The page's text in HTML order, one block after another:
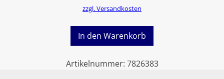
zzgl. Versandkosten
In den Warenkorb
Artikelnummer: 7826383